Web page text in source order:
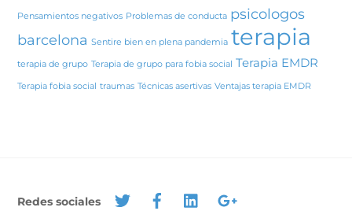
Pensamientos negativos Problemas de conducta psicologos
barcelona Sentire bien en plena pandemia terapia
terapia de grupo Terapia de grupo para fobia social Terapia EMDR
Terapia fobia social traumas Técnicas asertivas Ventajas terapia EMDR
Redes sociales